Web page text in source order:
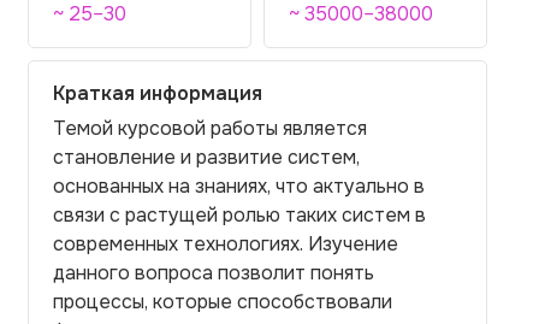
~ 25–30
~ 35000–38000
Краткая информация
Темой курсовой работы является
становление и развитие систем,
основанных на знаниях, что актуально в
связи с растущей ролью таких систем в
современных технологиях. Изучение
данного вопроса позволит понять
процессы, которые способствовали